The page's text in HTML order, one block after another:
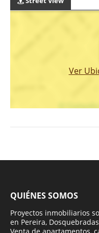
Ver
QUIÉNES SOMOS
Proyectos inmobiliarios
en Pereira,